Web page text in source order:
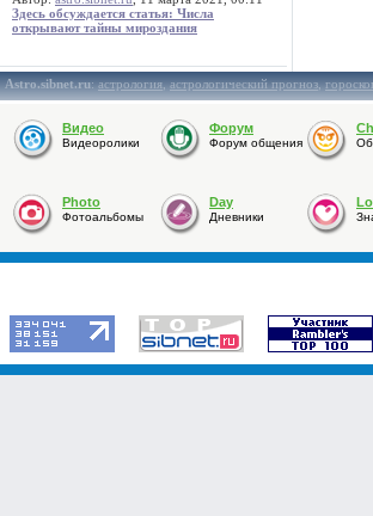
Здесь обсуждается статья: Числа
открывают тайны мироздания
Astro.sibnet.ru:астрология,астрологический прогноз,
Видео
Видеоролики
Форум
Форум общения
Photo
Фотоальбомы
Day
Дневники